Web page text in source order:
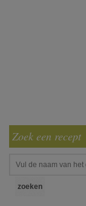
Zoek een recept